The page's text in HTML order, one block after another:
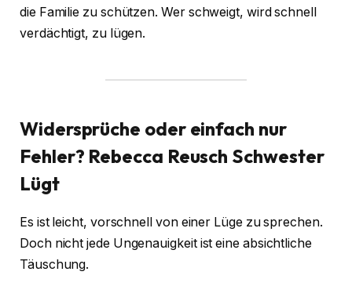
die Familie zu schützen. Wer schweigt, wird schnell
verdächtigt, zu lügen.
Widersprüche oder einfach nur
Fehler? Rebecca Reusch Schwester
Lügt
Es ist leicht, vorschnell von einer Lüge zu sprechen.
Doch nicht jede Ungenauigkeit ist eine absichtliche
Täuschung.